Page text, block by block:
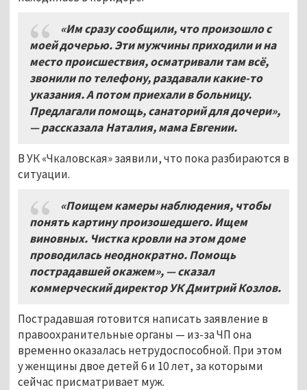
«Им сразу сообщили, что произошло с
моей дочерью. Эти мужчины приходили и на
место происшествия, осматривали там всё,
звонили по телефону, раздавали какие-то
указания. А потом приехали в больницу.
Предлагали помощь, санаторий для дочери»,
— рассказала Наталия, мама Евгении.
В УК «Чкаловская» заявили, что пока разбираются в
ситуации.
«Поищем камеры наблюдения, чтобы
понять картину произошедшего. Ищем
виновных. Чистка кровли на этом доме
проводилась неоднократно. Помощь
пострадавшей окажем», — сказал
коммерческий директор УК Дмитрий Козлов.
Пострадавшая готовится написать заявление в
правоохранительные органы — из-за ЧП она
временно оказалась нетрудоспособной. При этом
у женщины двое детей 6 и 10 лет, за которыми
сейчас присматривает муж.